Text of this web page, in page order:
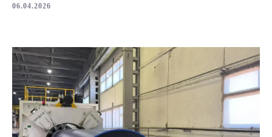
06.04.2026